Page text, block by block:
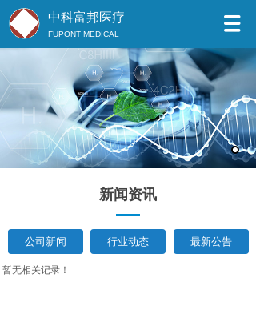
中科富邦医疗
FUPONT MEDICAL
新闻资讯
最新公告
公司新闻 行业动态
暂无相关记录！